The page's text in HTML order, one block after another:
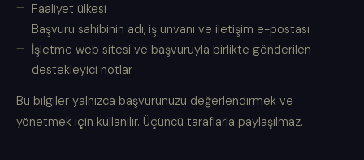
Faaliyet ülkesi
Başvuru sahibinin adı, iş unvanı ve iletişim e-postası
İşletme web sitesi ve başvuruyla birlikte gönderilen
destekleyici notlar
Bu bilgiler yalnızca başvurunuzu değerlendirmek ve
yönetmek için kullanılır. Üçüncü taraflarla paylaşılmaz.